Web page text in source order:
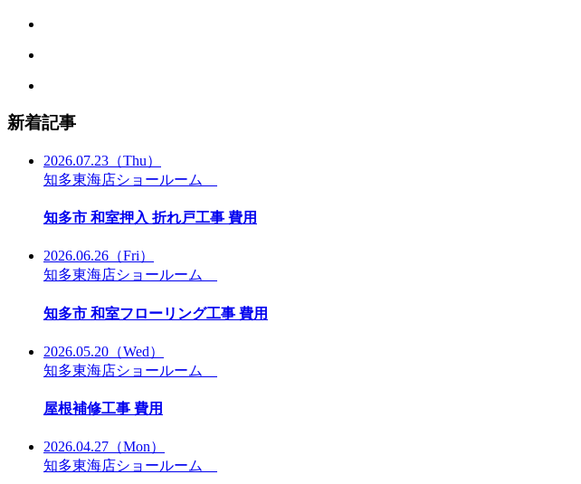
新着記事
2026.07.23 （Thu）
知多東海店ショールーム
知多市 和室押入 折れ戸工事 費用
2026.06.26 （Fri）
知多東海店ショールーム
知多市 和室フローリング工事 費用
2026.05.20 （Wed）
知多東海店ショールーム
屋根補修工事 費用
2026.04.27 （Mon）
知多東海店ショールーム